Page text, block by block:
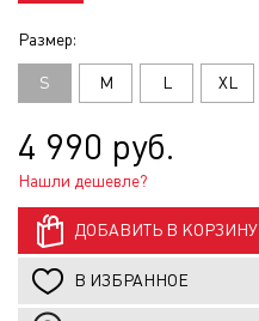
Размер:
S M L XL
4 990 руб.
Нашли дешевле?
ДОБАВИТЬ В КОРЗИНУ
В ИЗБРАННОЕ